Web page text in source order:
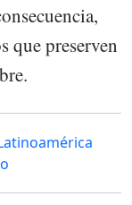
que preserven